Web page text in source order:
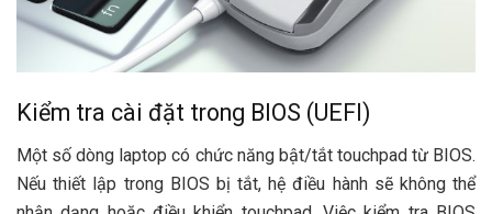
Kiểm tra cài đặt trong BIOS (UEFI)
Một số dòng laptop có chức năng bật/tắt touchpad từ BIOS.
Nếu thiết lập trong BIOS bị tắt, hệ điều hành sẽ không thể